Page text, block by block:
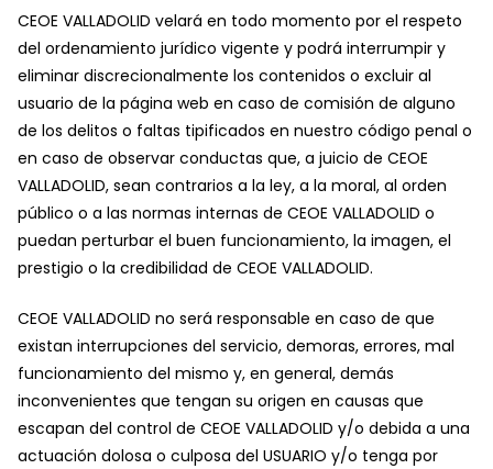
CEOE VALLADOLID velará en todo momento por el respeto
del ordenamiento jurídico vigente y podrá interrumpir y
eliminar discrecionalmente los contenidos o excluir al
usuario de la página web en caso de comisión de alguno
de los delitos o faltas tipificados en nuestro código penal o
en caso de observar conductas que, a juicio de CEOE
VALLADOLID, sean contrarios a la ley, a la moral, al orden
público o a las normas internas de CEOE VALLADOLID o
puedan perturbar el buen funcionamiento, la imagen, el
prestigio o la credibilidad de CEOE VALLADOLID.
CEOE VALLADOLID no será responsable en caso de que
existan interrupciones del servicio, demoras, errores, mal
funcionamiento del mismo y, en general, demás
inconvenientes que tengan su origen en causas que
escapan del control de CEOE VALLADOLID y/o debida a una
actuación dolosa o culposa del USUARIO y/o tenga por